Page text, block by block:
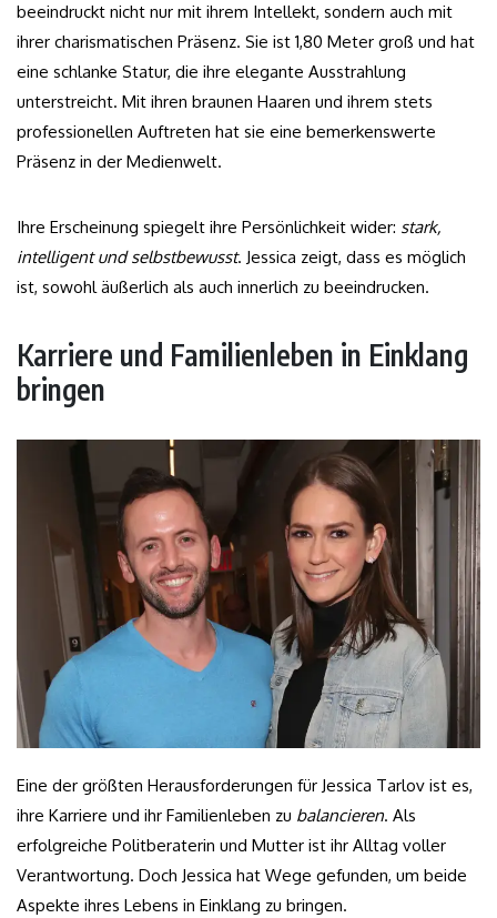
beeindruckt nicht nur mit ihrem Intellekt, sondern auch mit
ihrer charismatischen Präsenz. Sie ist 1,80 Meter groß und hat
eine schlanke Statur, die ihre elegante Ausstrahlung
unterstreicht. Mit ihren braunen Haaren und ihrem stets
professionellen Auftreten hat sie eine bemerkenswerte
Präsenz in der Medienwelt.
Ihre Erscheinung spiegelt ihre Persönlichkeit wider: stark,
intelligent und selbstbewusst. Jessica zeigt, dass es möglich
ist, sowohl äußerlich als auch innerlich zu beeindrucken.
Karriere und Familienleben in Einklang
bringen
Eine der größten Herausforderungen für Jessica Tarlov ist es,
ihre Karriere und ihr Familienleben zu balancieren. Als
erfolgreiche Politberaterin und Mutter ist ihr Alltag voller
Verantwortung. Doch Jessica hat Wege gefunden, um beide
Aspekte ihres Lebens in Einklang zu bringen.